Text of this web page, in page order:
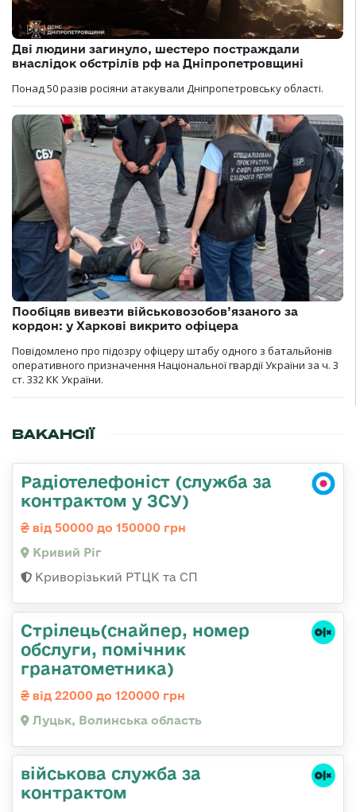
Дві людини загинуло, шестеро постраждали
внаслідок обстрілів рф на Дніпропетровщині
Понад 50 разів росіяни атакували Дніпропетровську області.
Пообіцяв вивезти військовозобов’язаного за
кордон: у Харкові викрито офіцера
Повідомлено про підозру офіцеру штабу одного з батальйонів
оперативного призначення Національної гвардії України за ч. 3
ст. 332 КК України.
ВАКАНСІЇ
Радіотелефоніст (служба за
контрактом у ЗСУ)
від 50000 до 150000 грн
Кривий Ріг
Криворізький РТЦК та СП
Стрілець(снайпер, номер
обслуги, помічник
гранатометника)
від 22000 до 120000 грн
Луцьк, Волинська область
військова служба за
контрактом